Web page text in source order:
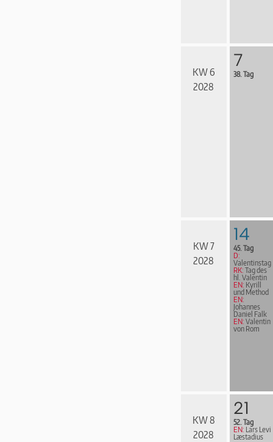
KW 6
2028
7
38. Tag
KW 7
2028
14
45. Tag
D:
Valentinstag
RK: Tag des
hl. Valentin
EN: Kyrill
und Method
EN:
Johannes
Daniel Falk
EN: Valentin
von Rom
KW 8
2028
21
52. Tag
EN: Lars Levi
Læstadius